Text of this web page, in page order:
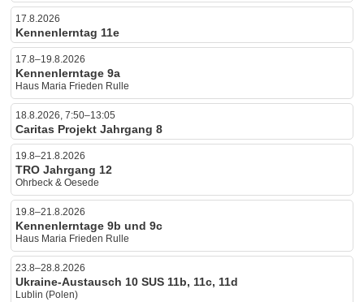
17.8.2026
Kennenlerntag 11e
17.8–19.8.2026
Kennenlerntage 9a
Haus Maria Frieden Rulle
18.8.2026, 7:50–13:05
Caritas Projekt Jahrgang 8
19.8–21.8.2026
TRO Jahrgang 12
Ohrbeck & Oesede
19.8–21.8.2026
Kennenlerntage 9b und 9c
Haus Maria Frieden Rulle
23.8–28.8.2026
Ukraine-Austausch 10 SUS 11b, 11c, 11d
Lublin (Polen)